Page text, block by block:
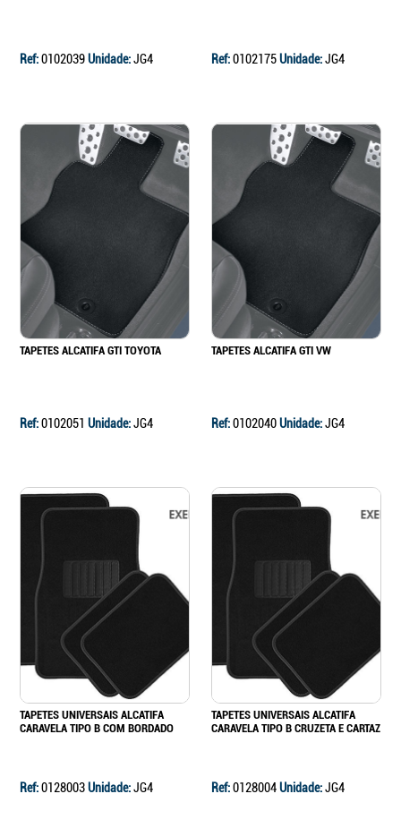
Ref:0102039Unidade:JG4 Ref:0102175Unidade:JG4
TAPETES ALCATIFA GTI TOYOTA
Ref:0102051 Unidade:JG4
TAPETES ALCATIFA GTI VW
Ref:0102040Unidade:JG4
TAPETES UNIVERSAIS ALCATIFA
CARAVELA TIPO B COM BORDADO
Ref:0128003Unidade:JG4
TAPETES UNIVERSAIS ALCATIFA
CARAVELA TIPO B CRUZETA E CARTAZ
Ref:0128004Unidade:JG4